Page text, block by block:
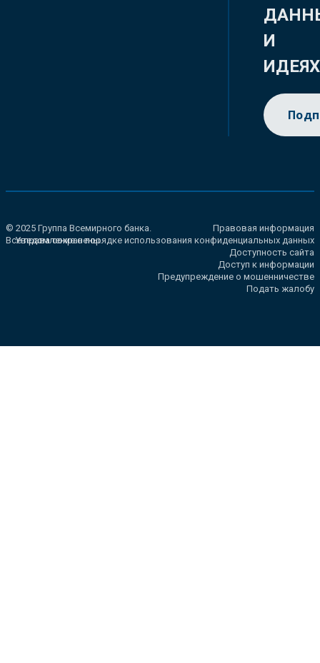
И
ИДЕЯХ
© 2025 Группа Всемирного банка.
Все права сохранены.
Правовая информация
Уведомление о порядке использования конфиденциальных данных
Доступность сайта
Доступ к информации
Предупреждение о мошенничестве
Подать жалобу